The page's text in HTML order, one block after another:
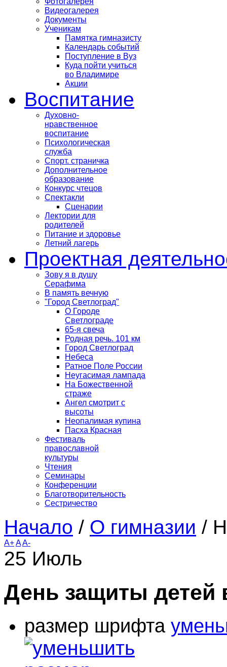
Видеогалерея
Документы
Ученикам
Памятка гимназисту
Календарь событий
Поступление в Вуз
Куда пойти учиться
во Владимире
Акции
Воспитание
Духовно-
нравственное
воспитание
Психологическая
служба
Спорт. страничка
Дополнительное
образование
Конкурс чтецов
Спектакли
Сценарии
Лектории для
родителей
Питание и здоровье
Летний лагерь
Проектная
Зову я в душу
Серафима
В память вечную
"Город Светлоград"
О Городе
Светлограде
65-я свеча
Родная речь. 101 км
Город Светлоград
Небеса
Ратное Поле России
Неугасимая лампада
На Божественной
страже
Ангел смотрит с
высоты
Неопалимая купина
Пасха Красная
Фестиваль
православной
культуры
Чтения
Семинары
Конференции
Благотворительность
Сестричество
Начало / О гимназии /
A+AA-
25 Июль
День защиты детей
размер шрифта